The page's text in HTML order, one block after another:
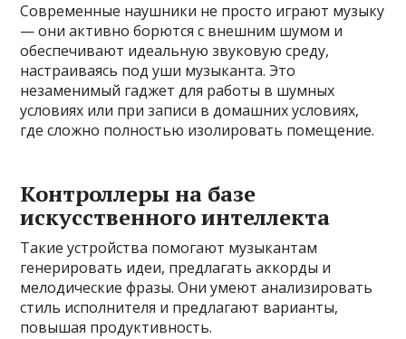
Современные наушники не просто играют музыку
— они активно борются с внешним шумом и
обеспечивают идеальную звуковую среду,
настраиваясь под уши музыканта. Это
незаменимый гаджет для работы в шумных
условиях или при записи в домашних условиях,
где сложно полностью изолировать помещение.
Контроллеры на базе
искусственного интеллекта
Такие устройства помогают музыкантам
генерировать идеи, предлагать аккорды и
мелодические фразы. Они умеют анализировать
стиль исполнителя и предлагают варианты,
повышая продуктивность.